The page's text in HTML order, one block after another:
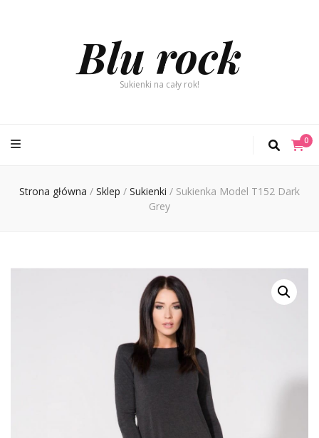
Blu rock
Sukienki na cały rok!
0
Strona główna / Sklep / Sukienki / Sukienka Model T152 Dark
Grey